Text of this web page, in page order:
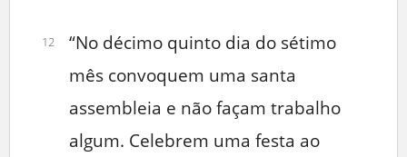
12
“No décimo quinto dia do sétimo
mês convoquem uma santa
assembleia e não façam trabalho
algum. Celebrem uma festa ao